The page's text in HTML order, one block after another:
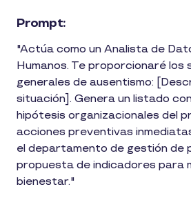
Prompt:
"Actúa como un Analista de
Humanos. Te proporcionaré los
generales de ausentismo:
situación]. Genera un listado
hipótesis organizacionales del
acciones preventivas
el departamento de gestión de
propuesta de indicadores para
bienestar."